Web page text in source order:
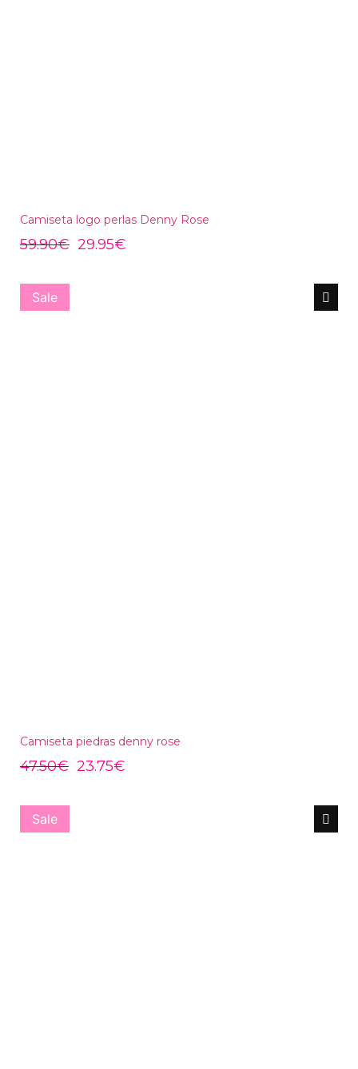
Camiseta logo perlas Denny Rose
59.90€ 29.95€
Sale
Camiseta piedras denny rose
47.50€ 23.75€
Sale